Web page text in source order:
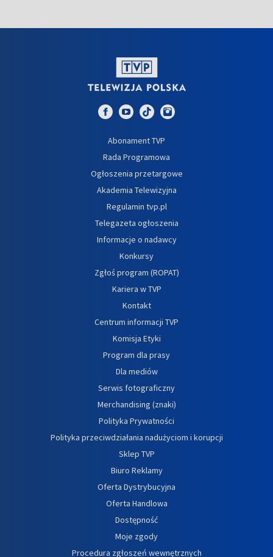
Abonament TVP
Rada Programowa
Ogłoszenia przetargowe
Akademia Telewizyjna
Regulamin tvp.pl
Telegazeta ogłoszenia
Informacje o nadawcy
Konkursy
Zgłoś program (ROPAT)
Kariera w TVP
Kontakt
Centrum informacji TVP
Komisja Etyki
Program dla prasy
Dla mediów
Serwis fotograficzny
Merchandising (znaki)
Polityka Prywatności
Polityka przeciwdziałania nadużyciom i korupcji
Sklep TVP
Biuro Reklamy
Oferta Dystrybucyjna
Oferta Handlowa
Dostępność
Moje zgody
Procedura zgłoszeń wewnętrznych